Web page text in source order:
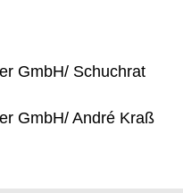
GmbH/ Schuchrat
GmbH/ André Kraß